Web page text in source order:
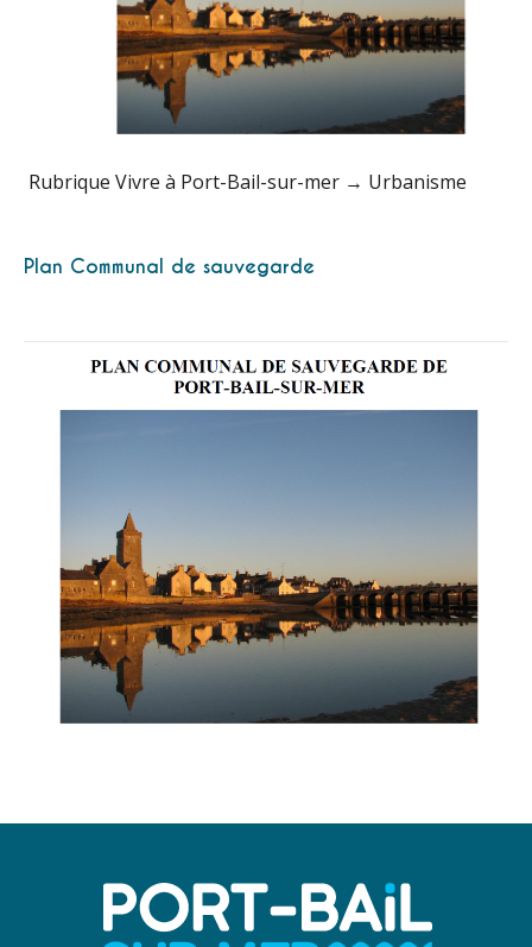
Rubrique Vivre à Port-Bail-sur-mer → Urbanisme
Plan Communal de sauvegarde